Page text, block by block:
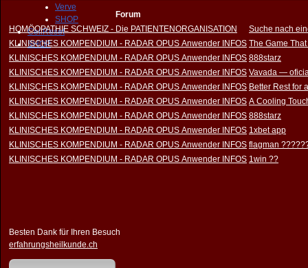
Verve
SHOP
CellReset
SHOP
Forum
HOMÖOPATHIE SCHWEIZ - Die PATIENTENORGANISATION
Suche nach
KLINISCHES KOMPENDIUM - RADAR OPUS Anwender INFOS The Game
KLINISCHES KOMPENDIUM - RADAR OPUS Anwender INFOS 888starz
KLINISCHES KOMPENDIUM - RADAR OPUS Anwender INFOS Vavada —
KLINISCHES KOMPENDIUM - RADAR OPUS Anwender INFOS Better Rest for
KLINISCHES KOMPENDIUM - RADAR OPUS Anwender INFOS A Cooling
KLINISCHES KOMPENDIUM - RADAR OPUS Anwender INFOS 888starz
KLINISCHES KOMPENDIUM - RADAR OPUS Anwender INFOS 1xbet app
KLINISCHES KOMPENDIUM - RADAR OPUS Anwender INFOS flagman
KLINISCHES KOMPENDIUM - RADAR OPUS Anwender INFOS 1win ??
Besten Dank für Ihren Besuch
erfahrungsheilkunde.ch